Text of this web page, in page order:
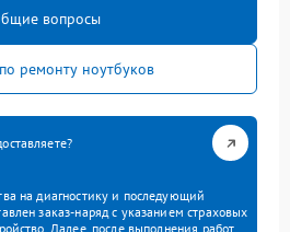
вопросы
ремонту ноутбуков
на диагностику и последующий
заказ-наряд с указанием страховых
Далее, после выполнения работ